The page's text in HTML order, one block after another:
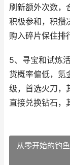
刷新额外次数，
积极参和，积攒
购入碎片保住排
5、寻宝和试炼
货概率偏低，氪
级，首选火刀，
直接兑换钻石，
从零开始的钓